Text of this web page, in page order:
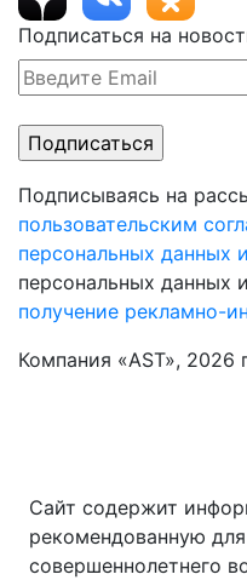
Подписаться на
Подписываясь на
пользовательским
персональных данных
персональных данных
получение рекламно-
Компания «AST», 2026
Сайт содержит
рекомендованную
совершеннолетнего